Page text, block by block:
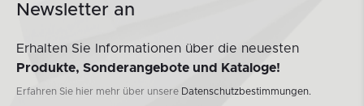
Newsletter an
Erhalten Sie Informationen über die neuesten
Produkte, Sonderangebote und Kataloge!
Erfahren Sie hier mehr über unsere Datenschutzbestimmungen.